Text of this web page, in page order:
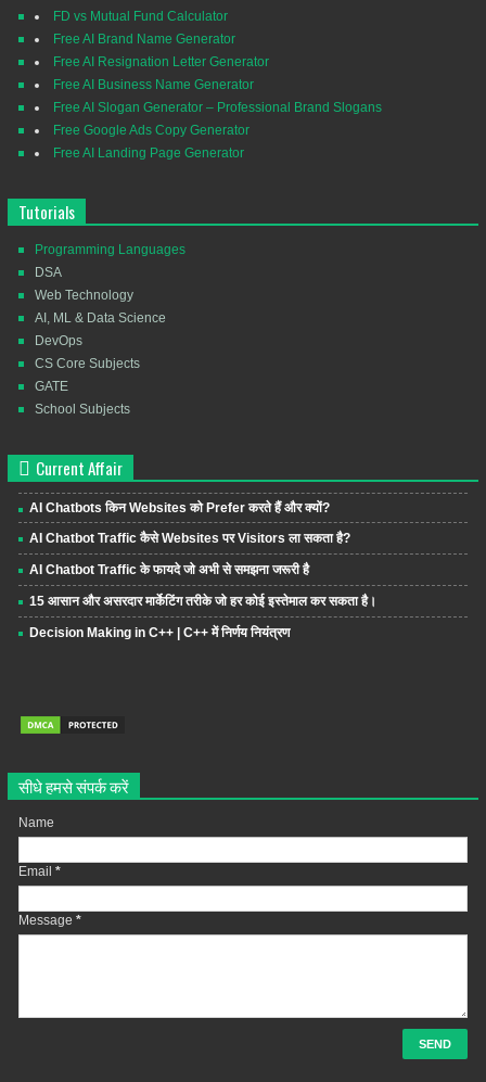
FD vs Mutual Fund Calculator
Free AI Brand Name Generator
Free AI Resignation Letter Generator
Free AI Business Name Generator
Free AI Slogan Generator – Professional Brand Slogans
Free Google Ads Copy Generator
Free AI Landing Page Generator
Tutorials
Programming Languages
DSA
Web Technology
AI, ML & Data Science
DevOps
CS Core Subjects
GATE
School Subjects
Current Affair
AI Chatbots किन Websites को Prefer करते हैं और क्यों?
AI Chatbot Traffic कैसे Websites पर Visitors ला सकता है?
AI Chatbot Traffic के फायदे जो अभी से समझना जरूरी है
15 आसान और असरदार मार्केटिंग तरीके जो हर कोई इस्तेमाल कर सकता है।
Decision Making in C++ | C++ में निर्णय नियंत्रण
सीधे हमसे संपर्क करें
Name
Email *
Message *